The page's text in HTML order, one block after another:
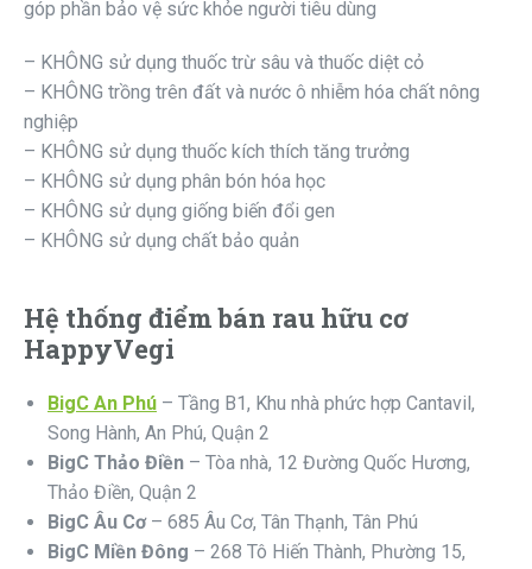
góp phần bảo vệ sức khỏe người tiêu dùng
– KHÔNG sử dụng thuốc trừ sâu và thuốc diệt cỏ
– KHÔNG trồng trên đất và nước ô nhiễm hóa chất nông
nghiệp
– KHÔNG sử dụng thuốc kích thích tăng trưởng
– KHÔNG sử dụng phân bón hóa học
– KHÔNG sử dụng giống biến đổi gen
– KHÔNG sử dụng chất bảo quản
Hệ thống điểm bán rau hữu cơ
HappyVegi
BigC An Phú – Tầng B1, Khu nhà phức hợp Cantavil,
Song Hành, An Phú, Quận 2
BigC Thảo Điền – Tòa nhà, 12 Đường Quốc Hương,
Thảo Điền, Quận 2
BigC Âu Cơ– 685 Âu Cơ, Tân Thạnh, Tân Phú
BigC Miền Đông – 268 Tô Hiến Thành, Phường 15,